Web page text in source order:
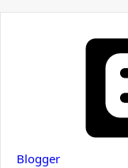
Blogger